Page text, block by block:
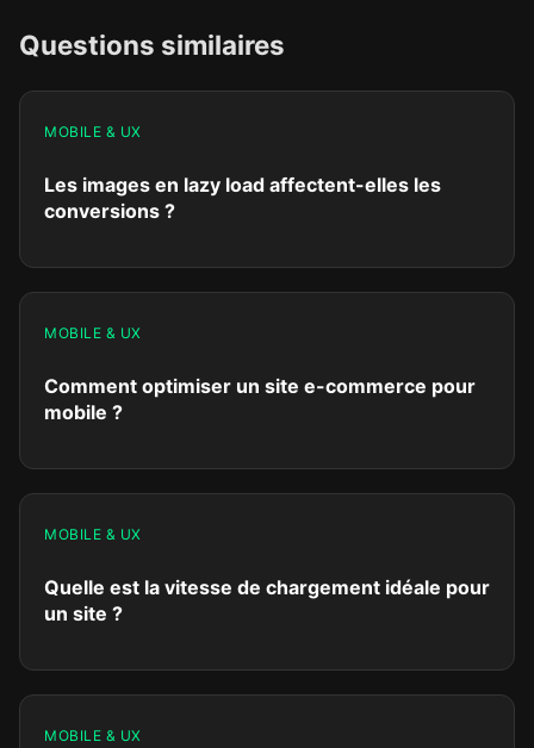
Questions similaires
MOBILE & UX
Les images en lazy load affectent-elles les
conversions ?
MOBILE & UX
Comment optimiser un site e-commerce pour
mobile ?
MOBILE & UX
Quelle est la vitesse de chargement idéale pour
un site ?
MOBILE & UX